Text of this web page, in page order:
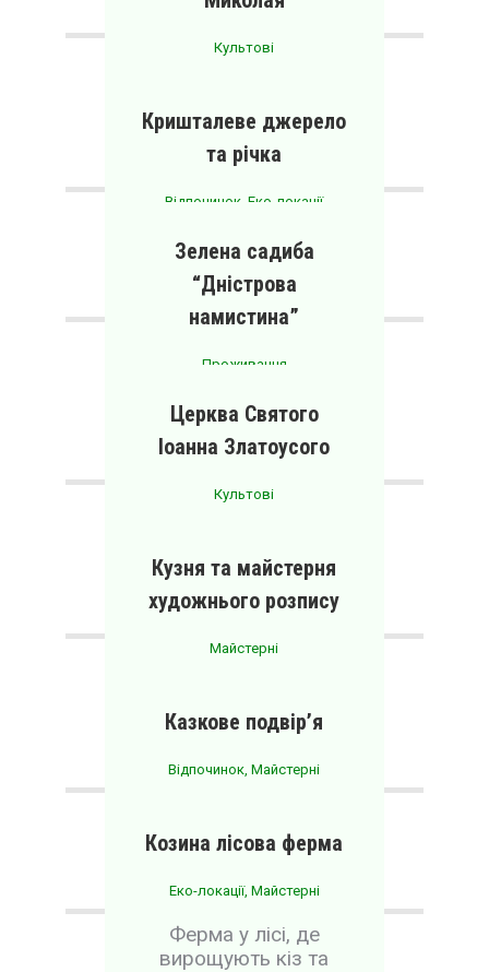
Культові
споруда
Кришталеве джерело
та річка
Відпочинок ,Еко-локації
Джерело води
Зелена садиба
“Дністрова
намистина”
Проживання
Місце для зупинки
Церква Святого
Іоанна Златоусого
Культові
1893 року
Кузня та майстерня
художнього розпису
Майстерні
художні промисли
Казкове подвір’я
Відпочинок,Майстерні
дітьми
Козина лісова ферма
Еко-локації, Майстерні
Ферма у лісі, де
вирощують кіз та